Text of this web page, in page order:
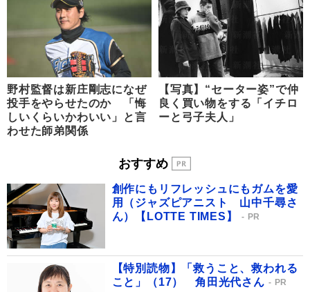
野村監督は新庄剛志になぜ
投手をやらせたのか 「悔
しいくらいかわいい」と言
わせた師弟関係
【写真】“セーター姿”で仲
良く買い物をする「イチロ
ーと弓子夫人」
おすすめ
創作にもリフレッシュにもガムを愛
用（ジャズピアニスト 山中千尋さ
ん）【LOTTE TIMES】
PR
【特別読物】「救うこと、救われる
こと」（17） 角田光代さん
PR